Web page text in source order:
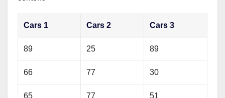
Cars 1 Cars 2 Cars 3
89 25 89
66 77 30
65 77 51